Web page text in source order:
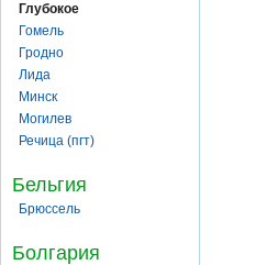
Глубокое
Гомель
Гродно
Лида
Минск
Могилев
Речица (пгт)
Бельгия
Брюссель
Болгария